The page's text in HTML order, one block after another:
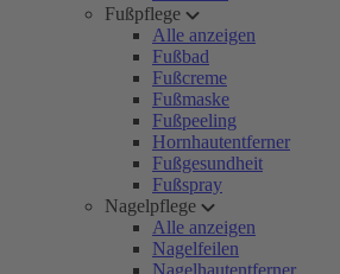
Fußpflege
Alle anzeigen
Fußbad
Fußcreme
Fußmaske
Fußpeeling
Hornhautentferner
Fußgesundheit
Fußspray
Nagelpflege
Alle anzeigen
Nagelfeilen
Nagelhautentferner